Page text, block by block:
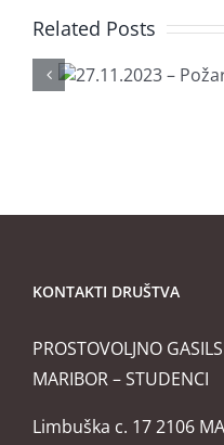
Related Posts
KONTAKTI DRUŠTVA
PROSTOVOLJNO
MARIBOR – STUDENCI
Limbuška c. 17 2106